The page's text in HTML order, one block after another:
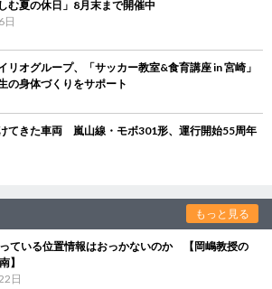
む夏の休日」8月末まで開催中
日
リオグループ、「サッカー教室&食育講座 in 宮崎」
身体づくりをサポート
てきた車両 嵐山線・モボ301形、運行開始55周年
もっと見る
ている位置情報はおっかないのか 【岡嶋教授の
】
日